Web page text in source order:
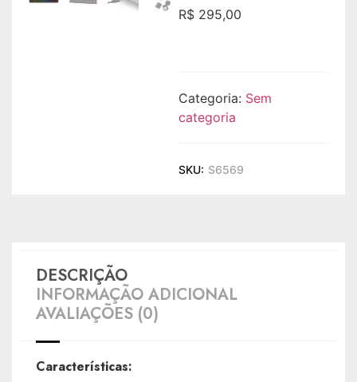
R$ 295,00
Categoria: Sem
categoria
SKU: S6569
DESCRIÇÃO
INFORMAÇÃO ADICIONAL
AVALIAÇÕES (0)
Características: